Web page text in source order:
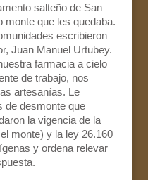
salteño de San
monte que les quedaba.
escribieron
Juan Manuel Urtubey.
farmacia a cielo
de trabajo, nos
artesanías. Le
de desmonte que
la vigencia de la
monte) y la ley 26.160
y ordena relevar